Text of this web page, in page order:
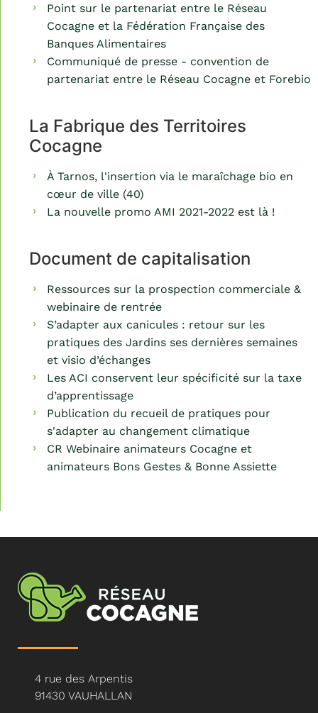
Point sur le partenariat entre le Réseau
Cocagne et la Fédération Française des
Banques Alimentaires
Communiqué de presse - convention de
partenariat entre le Réseau Cocagne et Forebio
La Fabrique des Territoires
Cocagne
À Tarnos, l'insertion via le maraîchage bio en
cœur de ville (40)
La nouvelle promo AMI 2021-2022 est là !
Document de capitalisation
Ressources sur la prospection commerciale &
webinaire de rentrée
S’adapter aux canicules : retour sur les
pratiques des Jardins ses dernières semaines
et visio d’échanges
Les ACI conservent leur spécificité sur la taxe
d’apprentissage
Publication du recueil de pratiques pour
s'adapter au changement climatique
CR Webinaire animateurs Cocagne et
animateurs Bons Gestes & Bonne Assiette
4 rue des Arpentis
91430 VAUHALLAN